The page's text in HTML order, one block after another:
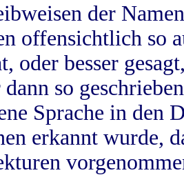
der
offensichtlich so
oder besser
dann so
Sprache in
erkannt wurde,